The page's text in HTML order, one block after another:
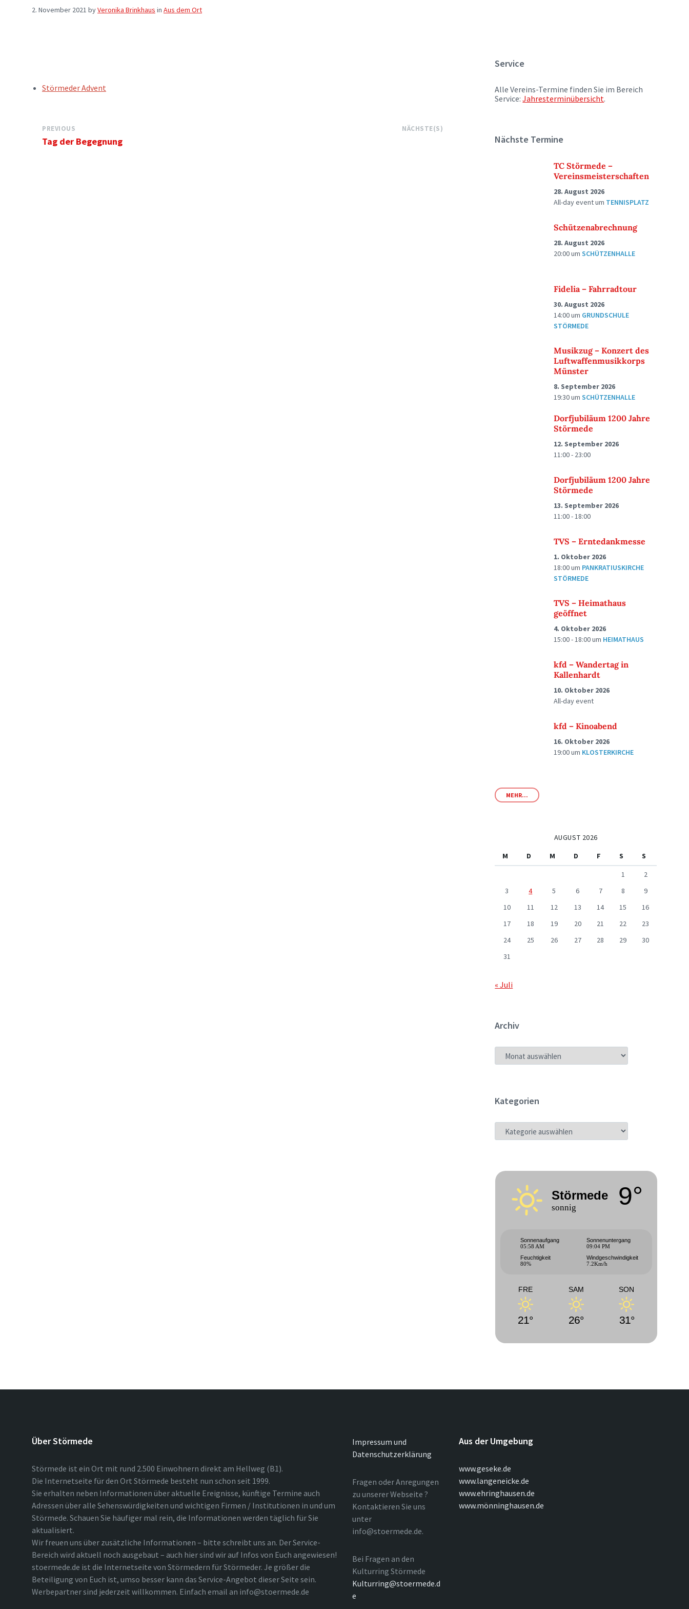
2. November 2021 byVeronika Brinkhaus in Aus dem Ort
TAGS:Störmeder Advent
PREVIOUS
Tag der Begegnung
NÄCHSTE(S)
Service
Alle Vereins-Termine finden Sie im Bereich
Service:Jahresterminübersicht.
Nächste Termine
TC Störmede –
Vereinsmeisterschaften
28. August 2026
All-day eventum TENNISPLATZ
Schützenabrechnung
28. August 2026
20:00umSCHÜTZENHALLE
Fidelia – Fahrradtour
30. August 2026
14:00um GRUNDSCHULE
STÖRMEDE
Musikzug – Konzert des
Luftwaffenmusikkorps
Münster
8. September 2026
19:30umSCHÜTZENHALLE
Dorfjubiläum 1200 Jahre
Störmede
12. September 2026
11:00 - 23:00
Dorfjubiläum 1200 Jahre
Störmede
13. September 2026
11:00 - 18:00
TVS – Erntedankmesse
1. Oktober 2026
18:00um PANKRATIUSKIRCHE
STÖRMEDE
TVS – Heimathaus
geöffnet
4. Oktober 2026
15:00 - 18:00um HEIMATHAUS
kfd – Wandertag in
Kallenhardt
10. Oktober 2026
All-day event
kfd – Kinoabend
16. Oktober 2026
19:00um KLOSTERKIRCHE
MEHR...
AUGUST 2026
M
D M D F S
S
1
2
3
4 5 6 7 8
9
10
11 12 13 14 15
16
17
18 19 20 21 22
23
24
25 26 27 28 29
30
31
« Juli
Archiv
ARCHIV
Kategorien
KATEGORIEN
Störmede
sonnig 9°
Sonnenaufgang
05:58 AM
Sonnenuntergang
09:04 PM
Feuchtigkeit
80%
Windgeschwindigkeit
7.2Km/h
FRE
21°
SAM
26°
SON
31°
Über Störmede
Störmede ist ein Ort mit rund 2.500 Einwohnern direkt am Hellweg (B1).
Die Internetseite für den Ort Störmede besteht nun schon seit 1999.
Sie erhalten neben Informationen über aktuelle Ereignisse, künftige Termine auch
Adressen über alle Sehenswürdigkeiten und wichtigen Firmen / Institutionen in und um
Störmede. Schauen Sie häufiger mal rein, die Informationen werden täglich für Sie
aktualisiert.
Wir freuen uns über zusätzliche Informationen – bitte schreibt uns an. Der Service-
Bereich wird aktuell noch ausgebaut – auch hier sind wir auf Infos von Euch angewiesen!
stoermede.de ist die Internetseite von Störmedern für Störmeder. Je größer die
Beteiligung von Euch ist, umso besser kann das Service-Angebot dieser Seite sein.
Werbepartner sind jederzeit willkommen. Einfach email an info@stoermede.de
Impressum und
Datenschutzerklärung
Fragen oder Anregungen
zu unserer Webseite ?
Kontaktieren Sie uns
unter
info@stoermede.de.
Bei Fragen an den
Kulturring Störmede
Kulturring@stoermede.d
e
Aus der Umgebung
www.geseke.de
www.langeneicke.de
www.ehringhausen.de
www.mönninghausen.de